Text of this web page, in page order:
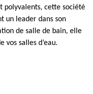
polyvalents, cette société
un leader dans son
de salle de bain, elle
vos salles d’eau.